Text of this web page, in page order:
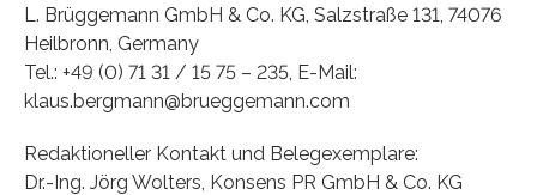
L. Brüggemann GmbH & Co. KG, Salzstraße 131, 74076
Heilbronn, Germany
Tel.: +49 (0) 71 31 / 15 75 – 235, E-Mail:
klaus.bergmann@brueggemann.com
Redaktioneller Kontakt und Belegexemplare:
Dr.-Ing. Jörg Wolters, Konsens PR GmbH & Co. KG